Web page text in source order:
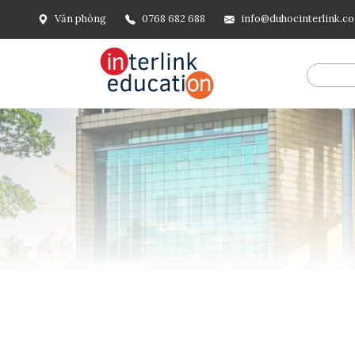
Văn phòng 0768 682 688
@include('frontend.layouts.schema-org', [ 'type' =>
url('/'), ], [ '@type' => 'ListItem', 'position' => 2, 'name' =>
=> url()->current(), ], ], ], ])